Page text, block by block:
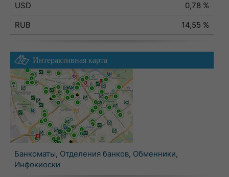
USD
0,78 %
RUB
14,55 %
Интерактивная карта
Банкоматы, Отделения банков, Обменники,
Инфокиоски